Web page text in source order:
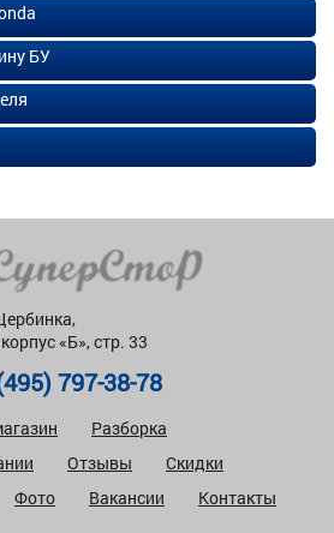
БУ
«Б», стр. 33
797-38-78
Разборка
Отзывы
Скидки
Фото Вакансии
Контакты